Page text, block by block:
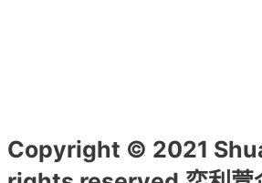
Copyright © 2021